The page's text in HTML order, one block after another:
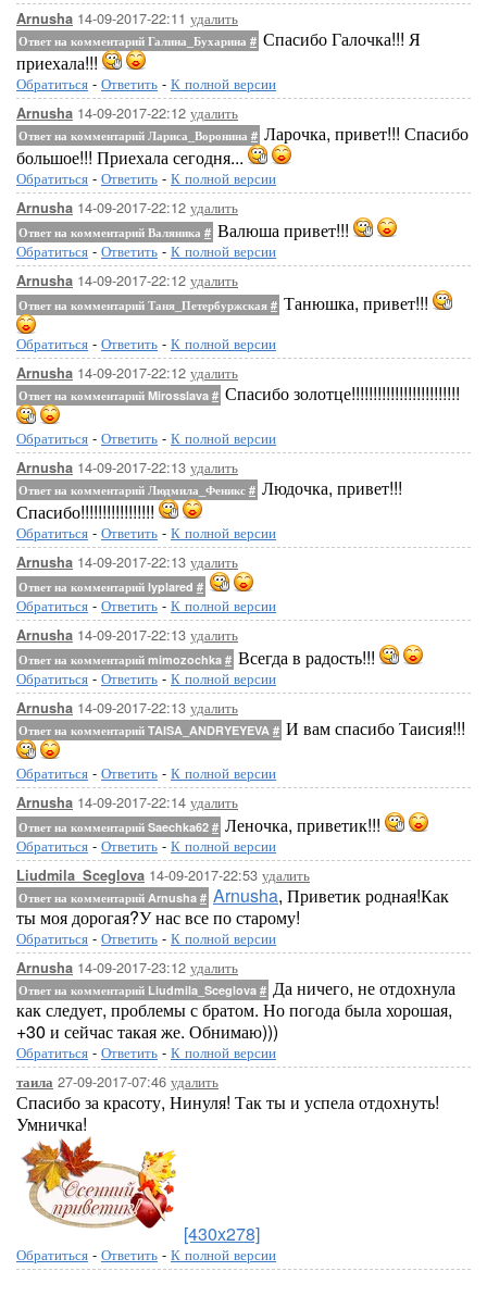
Arnusha 14-09-2017-22:11 удалить
Ответ на комментарий Галина_Бухарина # Спасибо Галочка!!! Я
приехала!!!
Обратиться - Ответить - К полной версии
Arnusha 14-09-2017-22:12 удалить
Ответ на комментарий Лариса_Воронина # Ларочка, привет!!! Спасибо
большое!!! Приехала сегодня...
Обратиться - Ответить - К полной версии
Arnusha 14-09-2017-22:12 удалить
Ответ на комментарий Валяника # Валюша привет!!!
Обратиться - Ответить - К полной версии
Arnusha 14-09-2017-22:12 удалить
Ответ на комментарий Таня_Петербуржская # Танюшка, привет!!!
Обратиться - Ответить - К полной версии
Arnusha 14-09-2017-22:12 удалить
Ответ на комментарий Mirosslava # Спасибо золотце!!!!!!!!!!!!!!!!!!!!!!!!!
Обратиться - Ответить - К полной версии
Arnusha 14-09-2017-22:13 удалить
Ответ на комментарий Людмила_Феникс # Людочка, привет!!!
Спасибо!!!!!!!!!!!!!!!!!
Обратиться - Ответить - К полной версии
Arnusha 14-09-2017-22:13 удалить
Ответ на комментарий lyplared #
Обратиться - Ответить - К полной версии
Arnusha 14-09-2017-22:13 удалить
Ответ на комментарий mimozochka # Всегда в радость!!!
Обратиться - Ответить - К полной версии
Arnusha 14-09-2017-22:13 удалить
Ответ на комментарий TAISA_ANDRYEYEVA # И вам спасибо Таисия!!!
Обратиться - Ответить - К полной версии
Arnusha 14-09-2017-22:14 удалить
Ответ на комментарий Saechka62 # Леночка, приветик!!!
Обратиться - Ответить - К полной версии
Liudmila_Sceglova 14-09-2017-22:53 удалить
Ответ на комментарий Arnusha # Arnusha, Приветик родная!Как
ты моя дорогая?У нас все по старому!
Обратиться - Ответить - К полной версии
Arnusha 14-09-2017-23:12 удалить
Ответ на комментарий Liudmila_Sceglova # Да ничего, не отдохнула
как следует, проблемы с братом. Но погода была хорошая,
+30 и сейчас такая же. Обнимаю)))
Обратиться - Ответить - К полной версии
таила 27-09-2017-07:46 удалить
Спасибо за красоту, Нинуля! Так ты и успела отдохнуть!
Умничка!
[430x278]
Обратиться - Ответить - К полной версии